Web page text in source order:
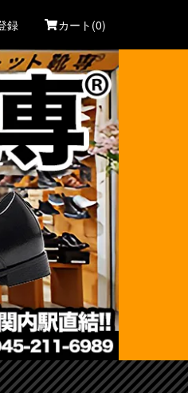
録 カート(0)